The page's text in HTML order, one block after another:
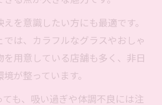
を意識したい方にも最適です。
は、カラフルなグラスやおしゃ
用意している店舗も多く、非日
が整っています。
も、吸い過ぎや体調不良には注